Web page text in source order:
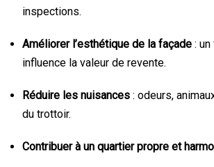
inspections.
Améliorer l’esthétique de la façade :
influence la valeur de revente.
Réduire les nuisances : odeurs,
du trottoir.
Contribuer à un quartier propre et